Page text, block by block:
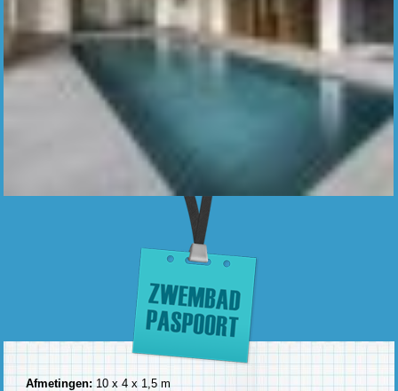
Afmetingen:10 x 4 x 1,5 m